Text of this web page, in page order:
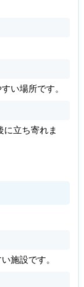
い場所です。
に立ち寄れま
施設です。